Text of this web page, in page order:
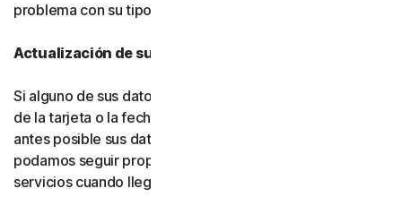
problema con su tipo de pago principal.
Actualización de sus datos de pago
Si alguno de sus datos de pago cambia (como el número
de la tarjeta o la fecha de vencimiento), actualice lo
antes posible sus datos de pago en su cuenta, para que
podamos seguir proporcionándole el software y los
servicios cuando llegue el momento de la renovación.